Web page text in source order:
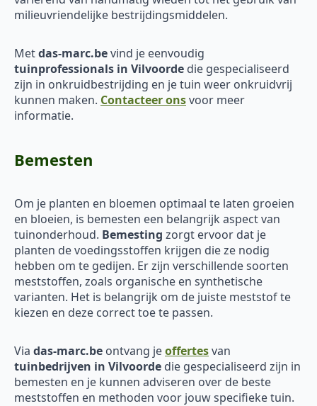
milieuvriendelijke bestrijdingsmiddelen.
Metdas-marc.bevind je eenvoudig
tuinprofessionals in Vilvoorde die gespecialiseerd
zijn in onkruidbestrijding en je tuin weer onkruidvrij
kunnen maken. Contacteer onsvoor meer
informatie.
Bemesten
Om je planten en bloemen optimaal te laten groeien
en bloeien, is bemesten een belangrijk aspect van
tuinonderhoud. Bemesting zorgt ervoor dat je
planten de voedingsstoffen krijgen die ze nodig
hebben om te gedijen. Er zijn verschillende soorten
meststoffen, zoals organische en synthetische
varianten. Het is belangrijk om de juiste meststof te
kiezen en deze correct toe te passen.
Via das-marc.be ontvang jeoffertesvan
tuinbedrijven in Vilvoorde die gespecialiseerd zijn in
bemesten en je kunnen adviseren over de beste
meststoffen en methoden voor jouw specifieke tuin.